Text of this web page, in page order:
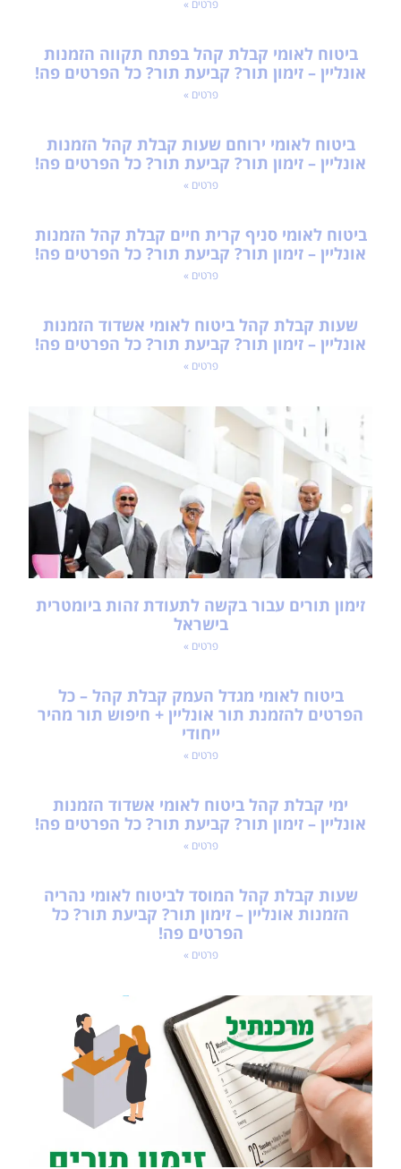
פרטים »
ביטוח לאומי קבלת קהל בפתח תקווה הזמנות
אונליין – זימון תור? קביעת תור? כל הפרטים פה!
פרטים »
ביטוח לאומי ירוחם שעות קבלת קהל הזמנות
אונליין – זימון תור? קביעת תור? כל הפרטים פה!
פרטים »
ביטוח לאומי סניף קרית חיים קבלת קהל הזמנות
אונליין – זימון תור? קביעת תור? כל הפרטים פה!
פרטים »
שעות קבלת קהל ביטוח לאומי אשדוד הזמנות
אונליין – זימון תור? קביעת תור? כל הפרטים פה!
פרטים »
זימון תורים עבור בקשה לתעודת זהות ביומטרית
בישראל
פרטים »
ביטוח לאומי מגדל העמק קבלת קהל – כל
הפרטים להזמנת תור אונליין + חיפוש תור מהיר
ייחודי
פרטים »
ימי קבלת קהל ביטוח לאומי אשדוד הזמנות
אונליין – זימון תור? קביעת תור? כל הפרטים פה!
פרטים »
שעות קבלת קהל המוסד לביטוח לאומי נהריה
הזמנות אונליין – זימון תור? קביעת תור? כל
הפרטים פה!
פרטים »